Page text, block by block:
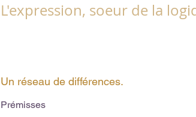
L'expression, soeur de la
Un réseau de différences.
Prémisses